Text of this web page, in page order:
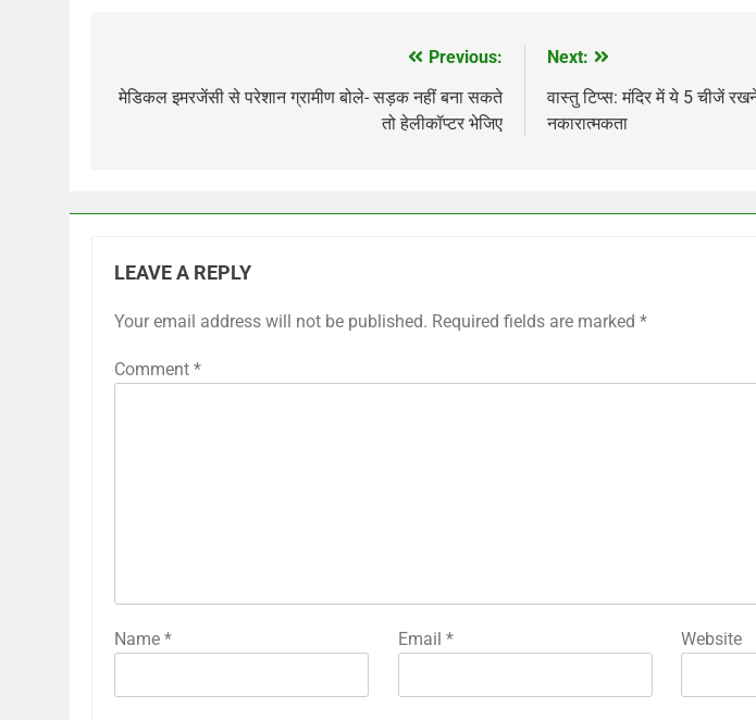
navigation
Previous:
मेडिकल इमरजेंसी से परेशान ग्रामीण बोले- सड़क नहीं बना सकते
तो हेलीकॉप्टर भेजिए
Next:
वास्तु टिप्स: मंदिर में ये 5 चीजें
नकारात्मकता
LEAVE A REPLY
Your email address will not be published. Required fields are marked *
Comment *
Name * Email * Website